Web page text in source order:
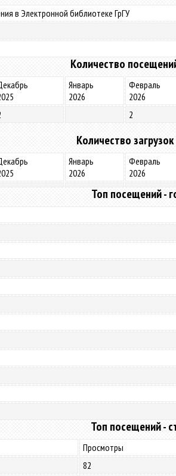
в Электронной библиотеке ГрГУ
Количество
Январь
2026
Февраль
2026
2
Количество
Январь
2026
Февраль
2026
Топ посещений -
Топ посещений -
Просмотры
82